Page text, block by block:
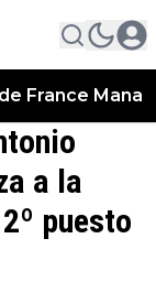
France
a la
puesto